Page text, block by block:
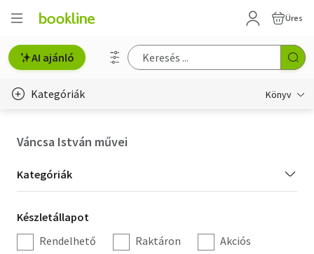
Üres
AI ajánló
Kategóriák Könyv
Hobbi, szabadidő
Irodalom
Váncsa István művei
Kategória
szűrés
Kategóriák
Készletállapot
szűrés
Készletállapot
Rendelhető
Raktáron Akciós